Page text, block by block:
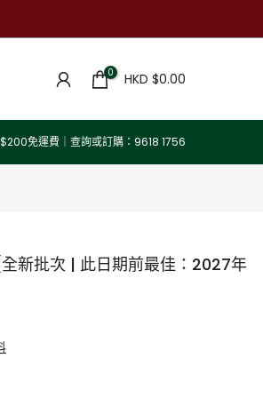
0 HKD $0.00
免運費｜查詢或訂購：9618 1756
新批次 | 此日期前最佳：2027年
」，對身體有多種益處。現代研究發現，
產生，提升活力，更能促進人體整體健